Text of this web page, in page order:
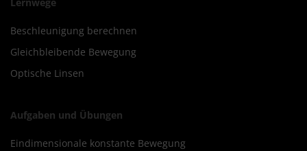
Beschleunigung berechnen
Gleichbleibende Bewegung
Optische Linsen
Aufgaben und Übungen
Eindimensionale konstante Bewegung